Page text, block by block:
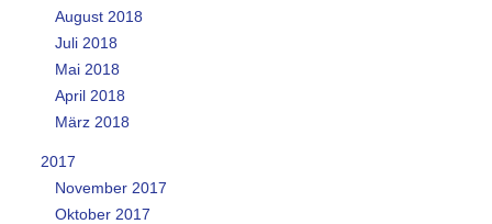
August 2018
Juli 2018
Mai 2018
April 2018
März 2018
2017
November 2017
Oktober 2017